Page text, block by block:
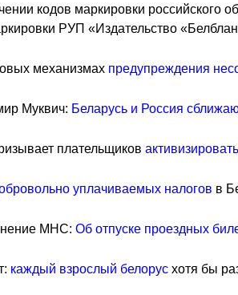
кодов маркировки российского
РУП «Издательство
механизмах предупреждения
Муквич: Беларусь и Россия
плательщиков
уплачиваемых налогов в
МНС: Об отпуске проездных
каждый взрослый белорус хотя бы